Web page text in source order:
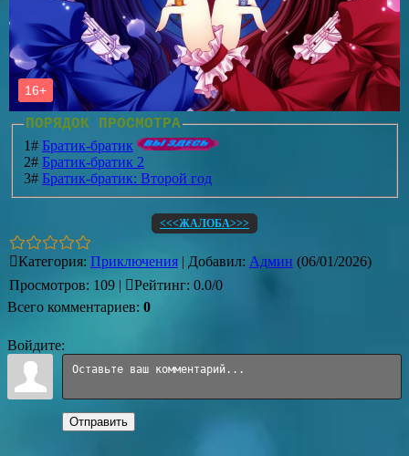
ПОРЯДОК ПРОСМОТРА
1# Братик-братик
2# Братик-братик 2
3# Братик-братик: Второй год
<<<ЖАЛОБА>>>
Категория: Приключения | Добавил: Админ (06/01/2026)
Просмотров: 109 | Рейтинг: 0.0/0
Всего комментариев: 0
Войдите:
Отправить